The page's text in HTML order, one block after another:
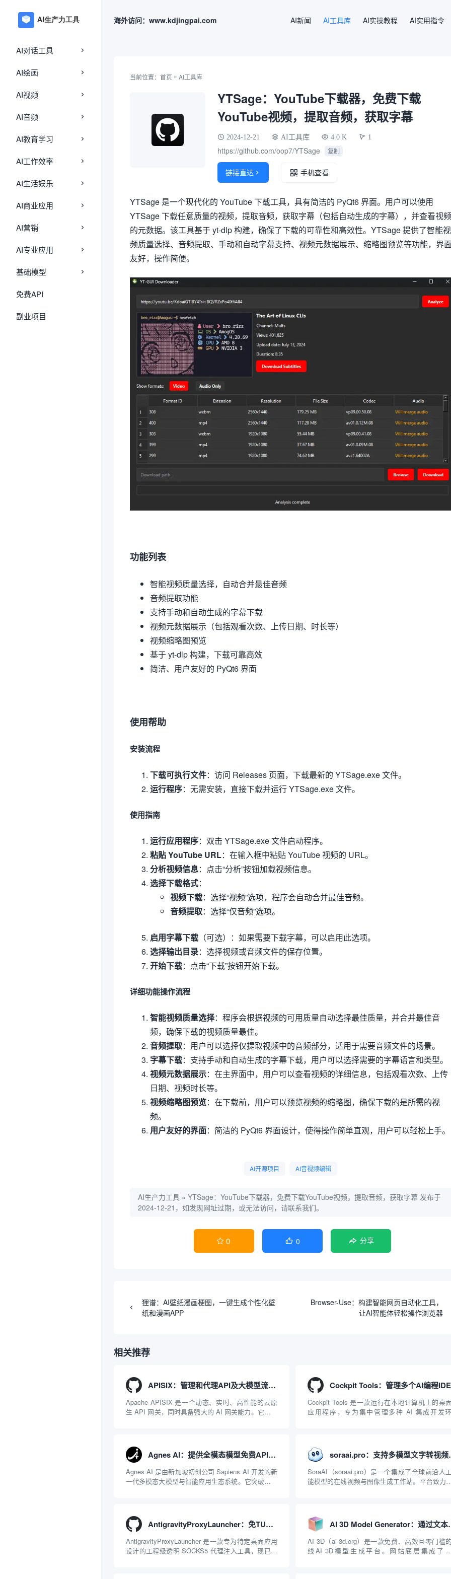
AI对话工具
AI绘画
AI视频
AI音频
AI教育学习
AI工作效率
AI生活娱乐
AI商业应用
AI营销
AI专业应用
基础模型
免费API
副业项目
海外访问：www.kdjingpai.com AI新闻 AI工具库 AI实操教程 AI实用指令
当前位置： 首页 » AI工具库
YTSage：YouTube下载器，免费下载
YouTube视频，提取音频，获取字幕
2024-12-21 AI工具库 4.0 K 1
https://github.com/oop7/YTSage 复制
链接直达  手机查看
YTSage 是一个现代化的 YouTube 下载工具，具有简洁的 PyQt6 界面。用户可以使用
YTSage 下载任意质量的视频，提取音频，获取字幕（包括自动生成的字幕），并查看视频
的元数据。该工具基于 yt-dlp 构建，确保了下载的可靠性和高效性。YTSage 提供了智能视
频质量选择、音频提取、手动和自动字幕支持、视频元数据展示、缩略图预览等功能，界
友好，操作简便。
功能列表
智能视频质量选择，自动合并最佳音频
音频提取功能
支持手动和自动生成的字幕下载
视频元数据展示（包括观看次数、上传日期、时长等）
视频缩略图预览
基于 yt-dlp 构建，下载可靠高效
简洁、用户友好的 PyQt6 界面
使用帮助
安装流程
下载可执行文件：访问 Releases 页面，下载最新的 YTSage.exe 文件。
运行程序：无需安装，直接下载并运行 YTSage.exe 文件。
使用指南
运行应用程序：双击 YTSage.exe 文件启动程序。
粘贴 YouTube URL：在输入框中粘贴 YouTube 视频的 URL。
分析视频信息：点击“分析”按钮加载视频信息。
选择下载格式：
视频下载：选择“视频”选项，程序会自动合并最佳音频。
音频提取：选择“仅音频”选项。
启用字幕下载 （可选）：如果需要下载字幕，可以启用此选项。
选择输出目录：选择视频或音频文件的保存位置。
开始下载：点击“下载”按钮开始下载。
详细功能操作流程
智能视频质量选择：程序会根据视频的可用质量自动选择最佳质量，并合并最佳音
频，确保下载的视频质量最佳。
音频提取：用户可以选择仅提取视频中的音频部分，适用于需要音频文件的场景。
字幕下载：支持手动和自动生成的字幕下载，用户可以选择需要的字幕语言和类型。
视频元数据展示：在主界面中，用户可以查看视频的详细信息，包括观看次数、上传
日期、视频时长等。
视频缩略图预览：在下载前，用户可以预览视频的缩略图，确保下载的是所需的视
频。
用户友好的界面：简洁的 PyQt6 界面设计，使得操作简单直观，用户可以轻松上手。
AI开源项目 AI音视频编辑
AI生产力工具 » YTSage：YouTube下载器，免费下载YouTube视频，提取音频，获取字幕 发布于
2024-12-21，如发现网址过期，或无法访问，请联系我们。
 0  0 分享
狸谱：AI壁纸漫画梗图，一键生成个性化壁
纸和漫画APP
Browser-Use：构建智能网页自动化工具，
让AI智能体轻松操作浏览器
相关推荐
APISIX：管理和代理API及大模型流量的高性能网关
Apache APISIX 是一个动态、实时、高性能的云原
生 API 网关，同时具备强大的 AI 网关能力。它基于
Cockpit Tools 是一款运行在本地计算机上的桌
应用程序，专为集中管理多种 AI 集成开发
Agnes AI：提供全模态模型免费API、支持图文视频生成与复杂工程执行的智能体平台
Agnes AI 是由新加坡初创公司 Sapiens AI 开发的新
一代多模态大模型与智能应用生态系统。它突破了单
soraai.pro
SoraAI（soraai.pro）是一个集成了全球前沿人
能模型的在线视频与图像生成工作站。平台致力
AntigravityProxyLauncher：免TUN全局代理使用Antigravity IDE
AntigravityProxyLauncher 是一款专为特定桌面应用
设计的工程级透明 SOCKS5 代理注入工具，现已支
AI 3D Model
AI 3D（ai-3d.org）是一款免费、高效且零门槛
线AI 3D模型生成平台。网站底层集成了